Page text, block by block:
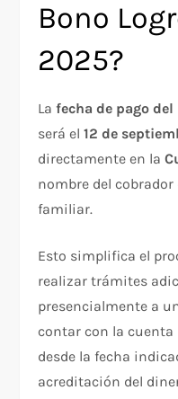
Bono
2025?
Lafecha de pago
será el12 de
directamente en la
nombre del
familiar.
Esto simplifica el
realizar trámites
presencialmente a
contar con la cuenta
desde la fecha
acreditación del